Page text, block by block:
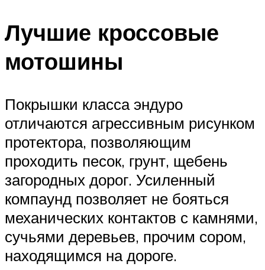
Лучшие кроссовые
мотошины
Покрышки класса эндуро
отличаются агрессивным рисунком
протектора, позволяющим
проходить песок, грунт, щебень
загородных дорог. Усиленный
компаунд позволяет не бояться
механических контактов с камнями,
сучьями деревьев, прочим сором,
находящимся на дороге.